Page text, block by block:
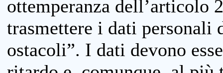
ottemperanza dell’articolo
trasmettere i dati personali
ostacoli”. I dati devono